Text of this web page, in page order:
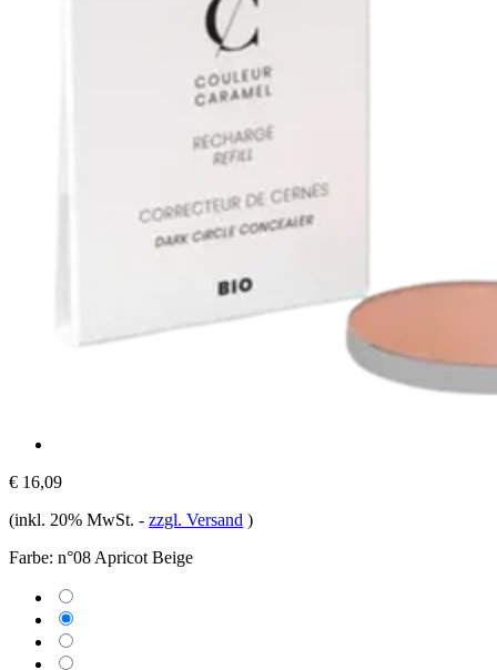
€ 16,09
(inkl. 20% MwSt. - zzgl. Versand )
Farbe: n°08 Apricot Beige